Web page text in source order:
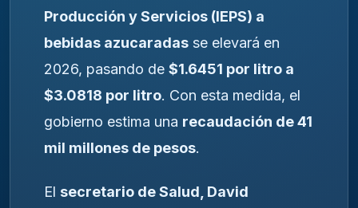
Producción y Servicios (IEPS) a
bebidas azucaradas se elevará en
2026, pasando de $1.6451 por litro a
$3.0818 por litro. Con esta medida, el
gobierno estima una recaudación de 41
mil millones de pesos.
El secretario de Salud, David